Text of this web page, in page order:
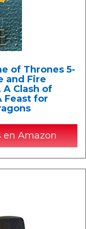
of Thrones 5-
and Fire
A Clash of
Feast for
en Amazon